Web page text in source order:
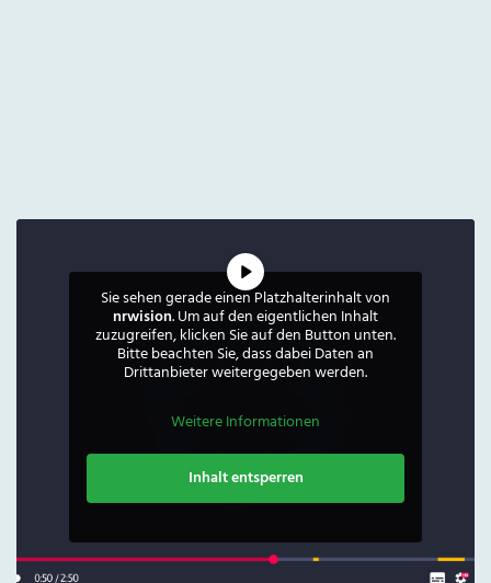
Sie sehen gerade einen Platzhalterinhalt von
nrwision. Um auf den eigentlichen Inhalt
zuzugreifen, klicken Sie auf den Button unten.
Bitte beachten Sie, dass dabei Daten an
Drittanbieter weitergegeben werden.
Weitere Informationen
Inhalt entsperren